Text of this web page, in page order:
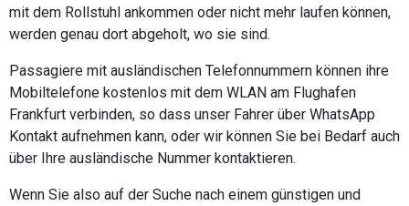
mit dem Rollstuhl ankommen oder nicht mehr laufen können,
werden genau dort abgeholt, wo sie sind.
Passagiere mit ausländischen Telefonnummern können ihre
Mobiltelefone kostenlos mit dem WLAN am Flughafen
Frankfurt verbinden, so dass unser Fahrer über WhatsApp
Kontakt aufnehmen kann, oder wir können Sie bei Bedarf auch
über Ihre ausländische Nummer kontaktieren.
Wenn Sie also auf der Suche nach einem günstigen und